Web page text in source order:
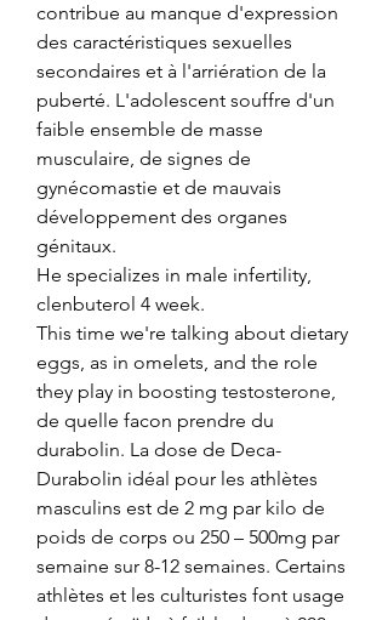
contribue au manque d'expression
des caractéristiques sexuelles
secondaires et à l'arriération de la
puberté. L'adolescent souffre d'un
faible ensemble de masse
musculaire, de signes de
gynécomastie et de mauvais
développement des organes
génitaux.
He specializes in male infertility,
clenbuterol 4 week.
This time we're talking about dietary
eggs, as in omelets, and the role
they play in boosting testosterone,
de quelle facon prendre du
durabolin. La dose de Deca-
Durabolin idéal pour les athlètes
masculins est de 2 mg par kilo de
poids de corps ou 250 – 500mg par
semaine sur 8-12 semaines. Certains
athlètes et les culturistes font usage